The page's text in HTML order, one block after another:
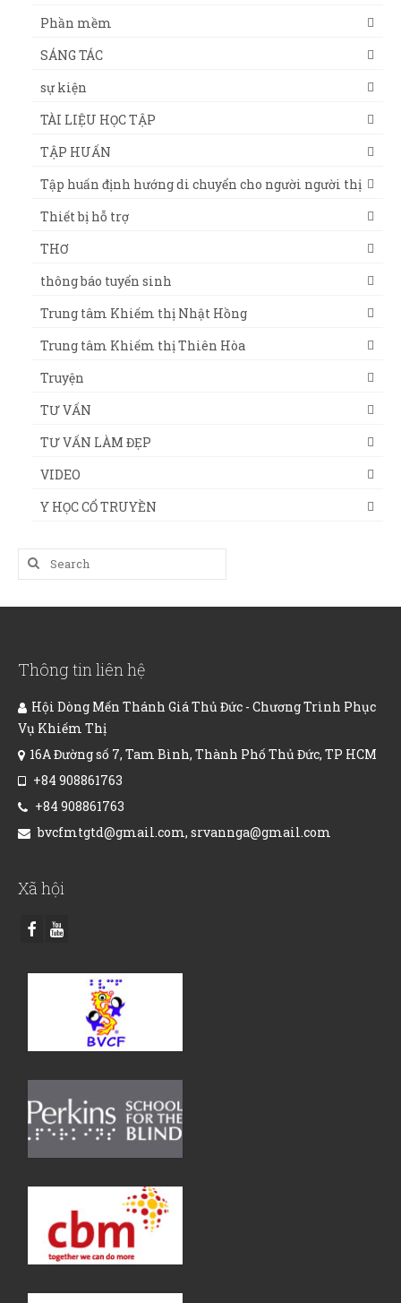
Phần mềm
SÁNG TÁC
sự kiện
TÀI LIỆU HỌC TẬP
TẬP HUẤN
Tập huấn định hướng di chuyển cho người người thị
Thiết bị hỗ trợ
THƠ
thông báo tuyển sinh
Trung tâm Khiếm thị Nhật Hồng
Trung tâm Khiếm thị Thiên Hòa
Truyện
TƯ VẤN
TƯ VẤN LÀM ĐẸP
VIDEO
Y HỌC CỔ TRUYỀN
Search
for:
Thông tin liên hệ
Hội Dòng Mến Thánh Giá Thủ Đức - Chương Trình Phục
Vụ Khiếm Thị
16A Đường số 7, Tam Bình, Thành Phố Thủ Đức, TP HCM
+84 908861763
+84 908861763
bvcfmtgtd@gmail.com, srvannga@gmail.com
Xã hội